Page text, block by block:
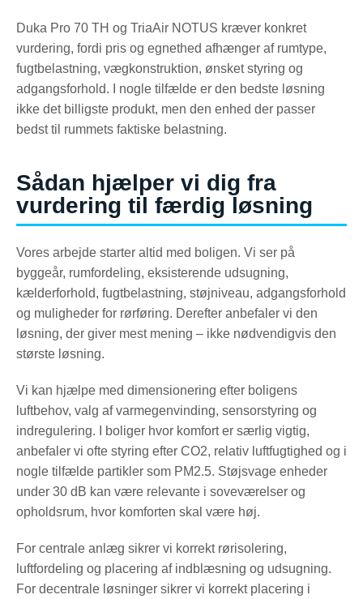
Duka Pro 70 TH og TriaAir NOTUS kræver konkret
vurdering, fordi pris og egnethed afhænger af rumtype,
fugtbelastning, vægkonstruktion, ønsket styring og
adgangsforhold. I nogle tilfælde er den bedste løsning
ikke det billigste produkt, men den enhed der passer
bedst til rummets faktiske belastning.
Sådan hjælper vi dig fra
vurdering til færdig løsning
Vores arbejde starter altid med boligen. Vi ser på
byggeår, rumfordeling, eksisterende udsugning,
kælderforhold, fugtbelastning, støjniveau, adgangsforhold
og muligheder for rørføring. Derefter anbefaler vi den
løsning, der giver mest mening – ikke nødvendigvis den
største løsning.
Vi kan hjælpe med dimensionering efter boligens
luftbehov, valg af varmegenvinding, sensorstyring og
indregulering. I boliger hvor komfort er særlig vigtig,
anbefaler vi ofte styring efter CO2, relativ luftfugtighed og i
nogle tilfælde partikler som PM2.5. Støjsvage enheder
under 30 dB kan være relevante i soveværelser og
opholdsrum, hvor komforten skal være høj.
For centrale anlæg sikrer vi korrekt rørisolering,
luftfordeling og placering af indblæsning og udsugning.
For decentrale løsninger sikrer vi korrekt placering i